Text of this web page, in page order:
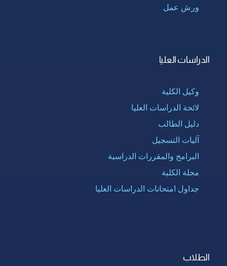
ورش عمل
الدراسات العليا
وكيل الكلية
لائحة الدراسات العليا
دليل الطالب
آليات التسجيل
البرامج والمقررات الدراسية
مجلة الكلية
جداول امتحانات الدراسات العليا
الطلاب